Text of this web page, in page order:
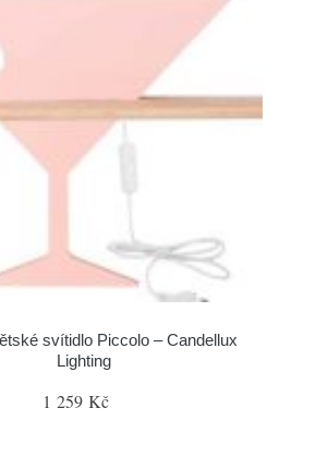
svítidlo Piccolo – Candellux
Lighting
1 259 Kč